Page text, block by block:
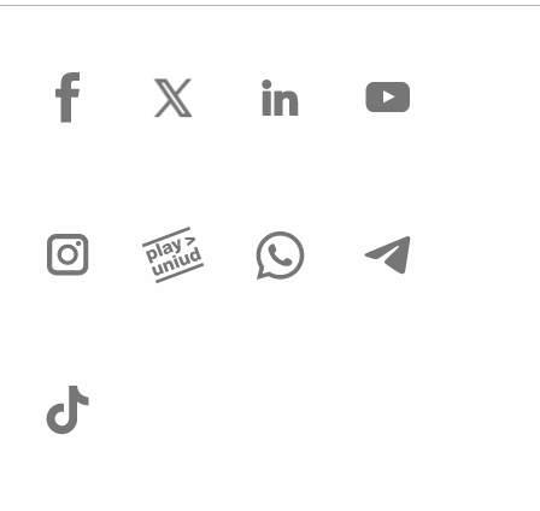
Operai Agricoli
facebook